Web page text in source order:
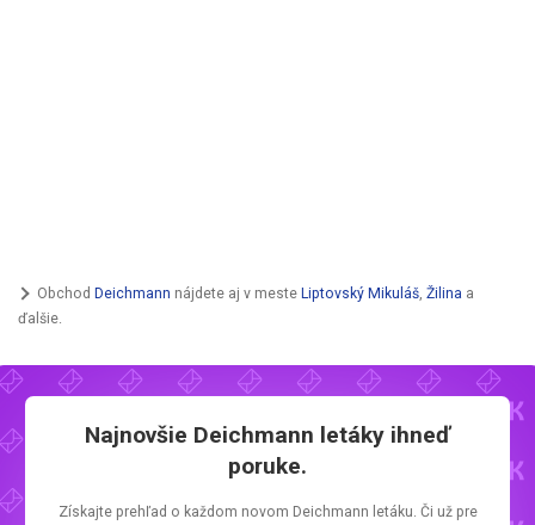
Obchod Deichmann nájdete aj v meste Liptovský Mikuláš Žilina a
ďalšie.
Najnovšie Deichmann letáky ihneď
poruke.
Získajte prehľad o každom novom Deichmann letáku. Či už pre